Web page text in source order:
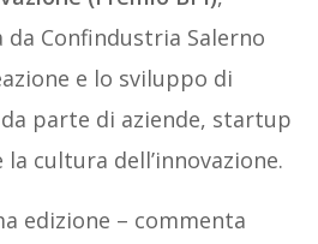
Confindustria Salerno
e lo sviluppo di
parte di aziende, startup
cultura dell’innovazione.
edizione – commenta